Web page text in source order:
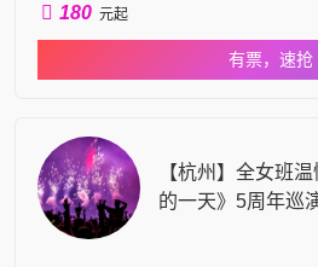
180 元起
有票，速抢
【杭州】全女班
的一天》5周年巡